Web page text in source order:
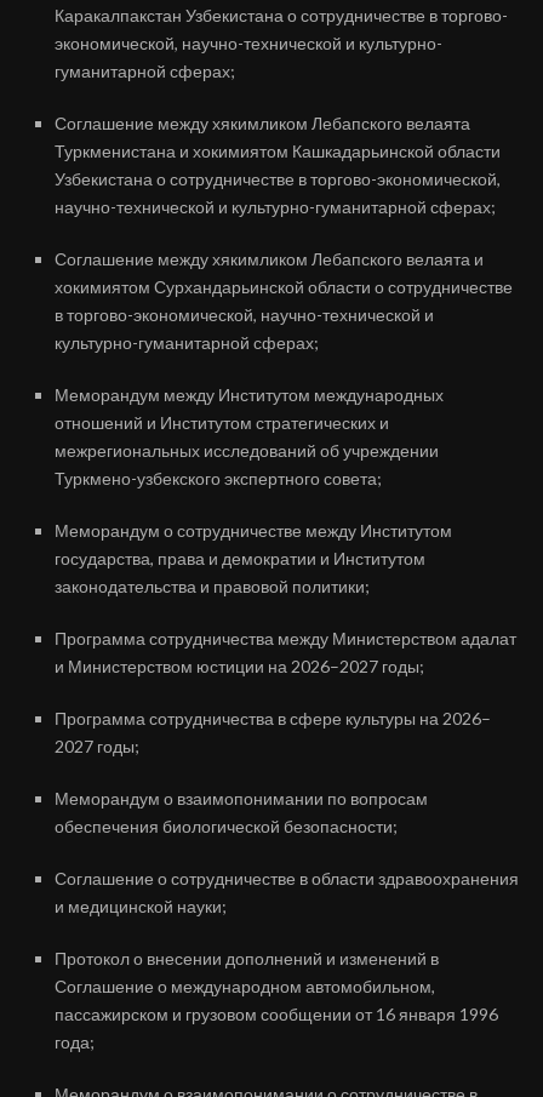
Каракалпакстан Узбекистана о сотрудничестве в торгово-
экономической, научно-технической и культурно-
гуманитарной сферах;
Соглашение между хякимликом Лебапского велаята
Туркменистана и хокимиятом Кашкадарьинской области
Узбекистана о сотрудничестве в торгово-экономической,
научно-технической и культурно-гуманитарной сферах;
Соглашение между хякимликом Лебапского велаята и
хокимиятом Сурхандарьинской области о сотрудничестве
в торгово-экономической, научно-технической и
культурно-гуманитарной сферах;
Меморандум между Институтом международных
отношений и Институтом стратегических и
межрегиональных исследований об учреждении
Туркмено-узбекского экспертного совета;
Меморандум о сотрудничестве между Институтом
государства, права и демократии и Институтом
законодательства и правовой политики;
Программа сотрудничества между Министерством адалат
и Министерством юстиции на 2026–2027 годы;
Программа сотрудничества в сфере культуры на 2026–
2027 годы;
Меморандум о взаимопонимании по вопросам
обеспечения биологической безо­пасности;
Соглашение о сотрудничестве в области здравоохранения
и медицинской науки;
Протокол о внесении дополнений и изменений в
Соглашение о международном автомобильном,
пассажирском и грузовом сообщении от 16 января 1996
года;